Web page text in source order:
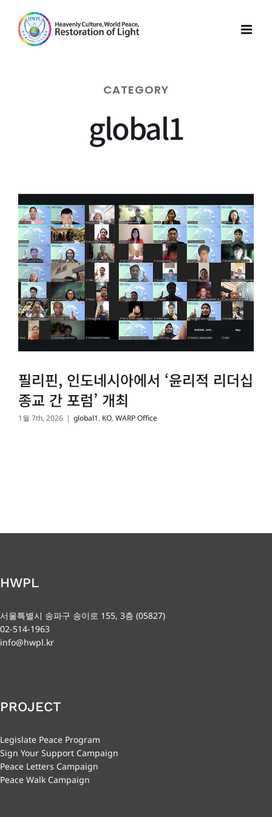
content
CATEGORY
global1
필리핀, 인도네시아에서 ‘윤리적 리더십
종교 간 포럼’ 개최
1월 7th, 2026 | global1, KO, WARP Office
HWPL
서울특별시 송파구 송이로 155, 3층 (05827)
02-514-1963
info@hwpl.kr
PROJECT
Legislate Peace Program
Sign Your Support Campaign
Peace Letters Campaign
Peace Walk Campaign